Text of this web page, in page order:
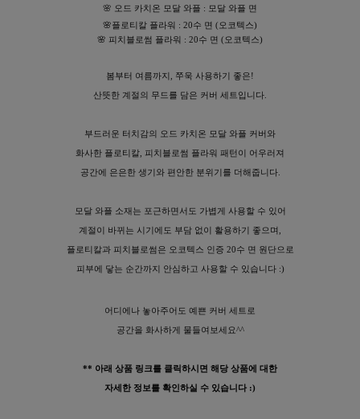
🌸 오드 카치온 모달 와플 : 모달 와플 면
🌸플로티칼 플라워 : 20수 면 (오코텍스)
🌸 피치블로썸 플라워 : 20수 면 (오코텍스)
봄부터 여름까지, 쭈욱 사용하기 좋은!
산뜻한 계절의 무드를 담은 커버 세트입니다.
부드러운 터치감의 오드 카치온 모달 와플 커버와
화사한 플로티칼, 피치블로썸 플라워 패턴이 어우러져
공간에 은은한 생기와 편안한 분위기를 더해줍니다.
모달 와플 소재는 포근하면서도 가볍게 사용할 수 있어
계절이 바뀌는 시기에도 부담 없이 활용하기 좋으며,
플로티칼과 피치블로썸은 오코텍스 인증 20수 면 원단으로
피부에 닿는 순간까지 안심하고 사용할 수 있습니다 :)
어디에나 놓아주어도 예쁜 커버 세트로
공간을 화사하게 물들여보세요^^
** 아래 상품 링크를 클릭하시면 해당 상품에 대한
자세한 정보를 확인하실 수 있습니다 :)